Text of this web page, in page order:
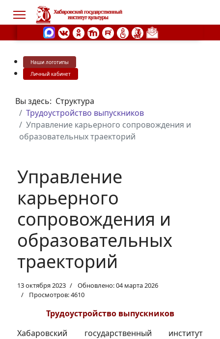
Наши логотипы
Личный кабинет
Вы здесь: Структура
Трудоустройство выпускников
Управление карьерного сопровождения и
образовательных траекторий
Управление
карьерного
сопровождения и
образовательных
траекторий
13 октября 2023
Обновлено: 04 марта 2026
Просмотров: 4610
Трудоустройство выпускников
Хабаровский государственный институт